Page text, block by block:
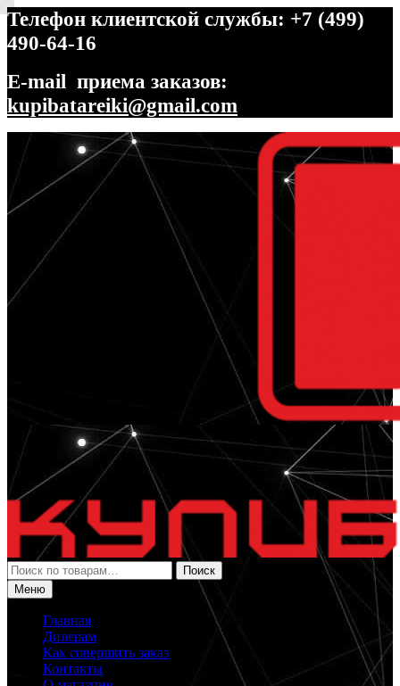
Телефон клиентской службы: +7 (499)
490-64-16
E-mail приема заказов:
kupibatareiki@gmail.com
Перейти
навигации
Перейти
содержимому
Искать:
Поиск
Меню
Главная
Дилерам
Как совершить заказ
Контакты